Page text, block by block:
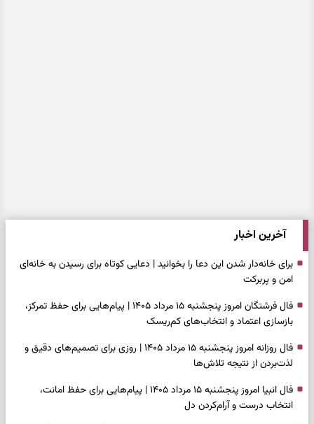
آخرین اخبار
برای خانه‌دار شدن این دعا را بخوانید | دعایی کوتاه برای رسیدن به خانه‌ای
امن و پربرکت
فال فرشتگان امروز پنجشنبه ۱۵ مرداد ۱۴۰۵ | پیام‌هایی برای حفظ تمرکز،
بازسازی اعتماد و انتخاب‌های کم‌ریسک
فال روزانه امروز پنجشنبه ۱۵ مرداد ۱۴۰۵ | روزی برای تصمیم‌های دقیق و
لذت‌بردن از نتیجه تلاش‌ها
فال انبیا امروز پنجشنبه ۱۵ مرداد ۱۴۰۵ | پیام‌هایی برای حفظ امانت،
انتخاب درست و آرام‌کردن دل